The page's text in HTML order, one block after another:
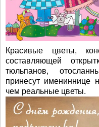
Красивые цветы,
составляющей
тюльпанов,
принесут имениннице
чем реальные цветы.